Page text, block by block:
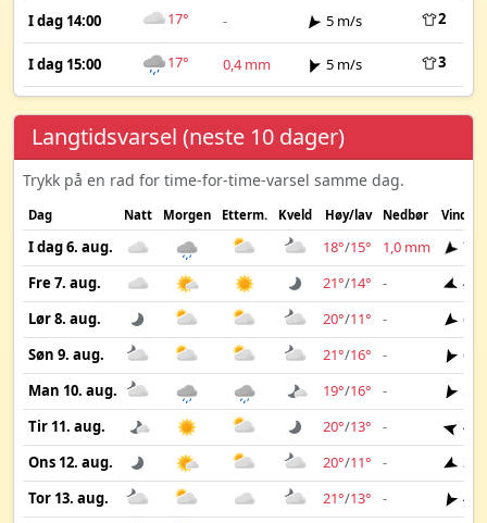
I dag 14:00 17° - 5 m/s 2
I dag 15:00 17° 0,4 mm 5 m/s 3
Langtidsvarsel (neste 10 dager)
Trykk på en rad for time-for-time-varsel samme dag.
Dag Natt Morgen Etterm. Kveld Høy/lav Nedbør Vind
I dag 6. aug. 18°/15° 1,0 mm
7
Fre 7. aug.
21°/14° -
4
Lør 8. aug.
20°/11° -
6
Søn 9. aug.
21°/16° -
6
Man 10. aug.
19°/16° -
5
Tir 11. aug.
20°/13° -
4
Ons 12. aug.
20°/11° -
3
Tor 13. aug.
21°/13° -
4